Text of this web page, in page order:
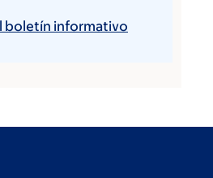
boletín informativo